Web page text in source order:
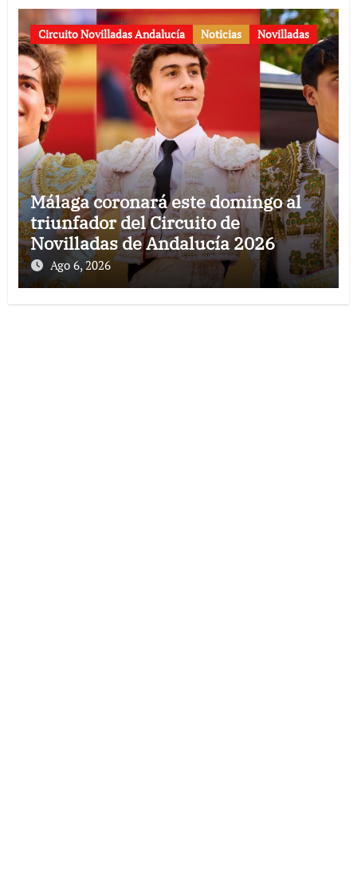
Circuito Novilladas Andalucía Noticias Novilladas
Málaga coronará este domingo al
triunfador del Circuito de
Novilladas de Andalucía 2026
Ago 6, 2026